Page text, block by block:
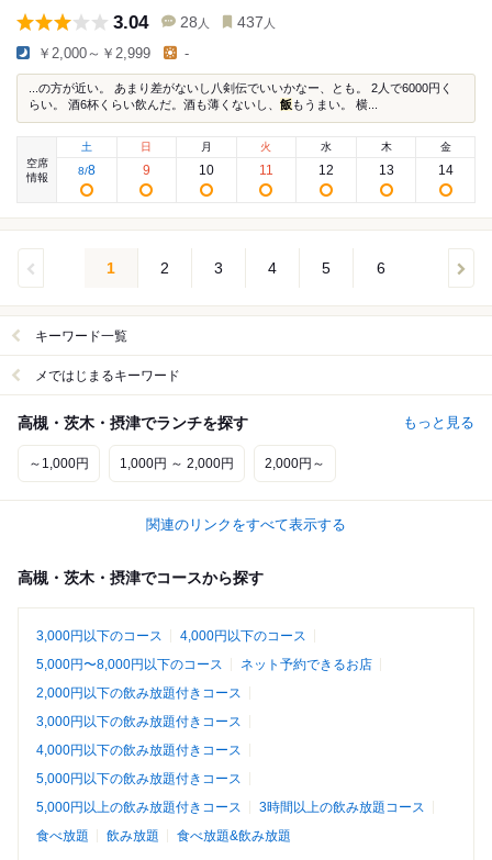
3.04 28 人 437 人
￥2,000～￥2,999 -
...の方が近い。 あまり差がないし八剣伝でいいかなー、とも。 2人で6000円く
らい。 酒6杯くらい飲んだ。酒も薄くないし、 飯 もうまい。 横...
空席
情報
土
8/8
日
9
月
10
火
11
水
12
木
13
金
14
1 2 3 4 5 6
キーワード一覧
メではじまるキーワード
高槻・茨木・摂津でランチを探す もっと見る
～1,000円 1,000円 ～ 2,000円 2,000円～
関連のリンクをすべて表示する
高槻・茨木・摂津でコースから探す
3,000円以下のコース
4,000円以下のコース
5,000円〜8,000円以下のコース
ネット予約できるお店
2,000円以下の飲み放題付きコース
3,000円以下の飲み放題付きコース
4,000円以下の飲み放題付きコース
5,000円以下の飲み放題付きコース
5,000円以上の飲み放題付きコース
3時間以上の飲み放題コース
食べ放題
飲み放題 食べ放題&飲み放題